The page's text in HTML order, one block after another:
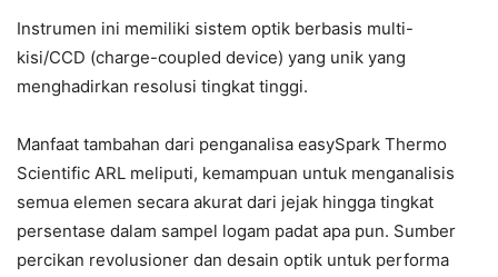
Instrumen ini memiliki sistem optik berbasis multi-
kisi/CCD (charge-coupled device) yang unik yang
menghadirkan resolusi tingkat tinggi.
Manfaat tambahan dari penganalisa easySpark Thermo
Scientific ARL meliputi, kemampuan untuk menganalisis
semua elemen secara akurat dari jejak hingga tingkat
persentase dalam sampel logam padat apa pun. Sumber
percikan revolusioner dan desain optik untuk performa